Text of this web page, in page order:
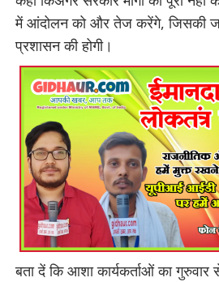
में आंदोलन को और तेज करेंगे, जिसकी
प्रशासन की होगी।
बता दें कि आशा कार्यकर्ताओं का गुरुवार